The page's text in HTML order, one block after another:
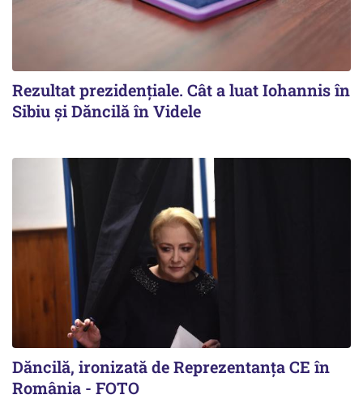
Rezultat prezidențiale. Cât a luat Iohannis în
Sibiu și Dăncilă în Videle
Dăncilă, ironizată de Reprezentanța CE în
România - FOTO